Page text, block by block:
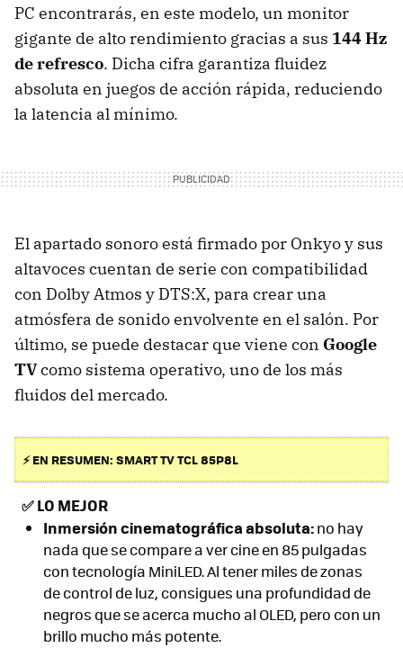
PC encontrarás, en este modelo, un monitor
gigante de alto rendimiento gracias a sus 144 Hz
de refresco. Dicha cifra garantiza fluidez
absoluta en juegos de acción rápida, reduciendo
la latencia al mínimo.
El apartado sonoro está firmado por Onkyo y sus
altavoces cuentan de serie con compatibilidad
con Dolby Atmos y DTS:X, para crear una
atmósfera de sonido envolvente en el salón. Por
último, se puede destacar que viene con Google
TVcomo sistema operativo, uno de los más
fluidos del mercado.
⚡ EN RESUMEN: SMART TV TCL 85P8L
✅LO MEJOR
Inmersión cinematográfica absoluta:no hay
nada que se compare a ver cine en 85 pulgadas
con tecnología MiniLED. Al tener miles de zonas
de control de luz, consigues una profundidad de
negros que se acerca mucho al OLED, pero con un
brillo mucho más potente.